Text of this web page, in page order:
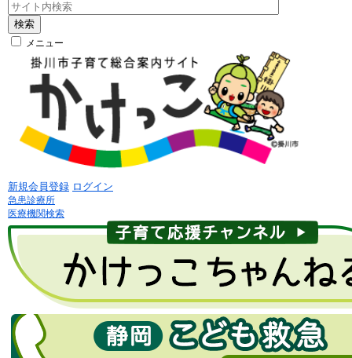
検索
メニュー
新規会員登録 ログイン
急患診療所
医療機関検索